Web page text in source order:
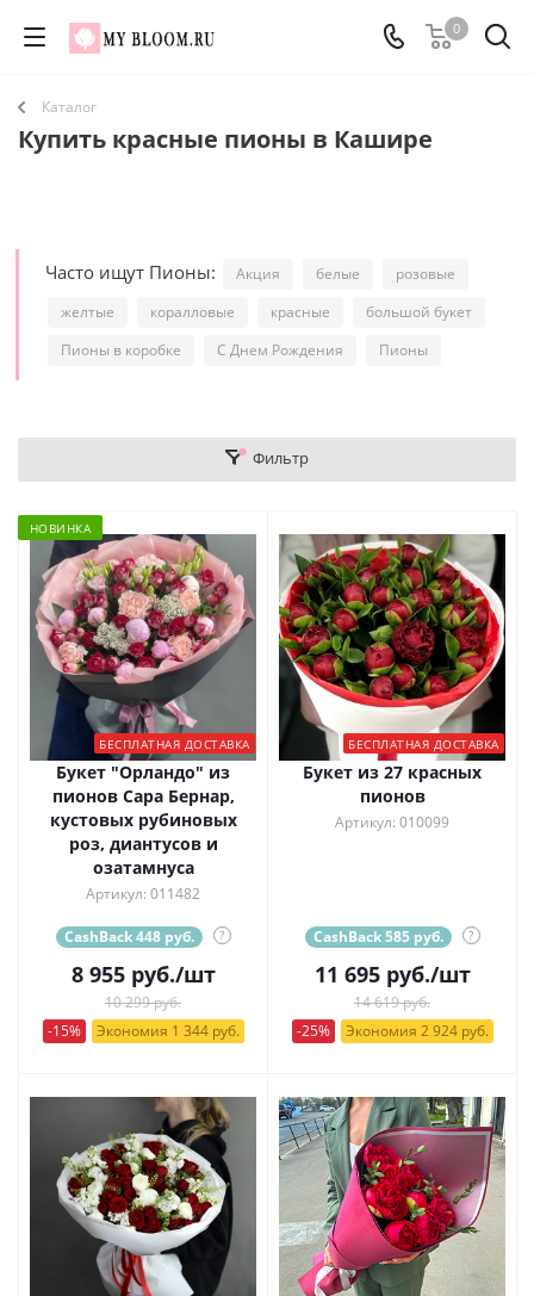
0
Каталог
Купить красные пионы в Кашире
Часто ищут Пионы: Акция белые
розовые
желтые
коралловые красные
большой букет
Пионы в коробке
С Днем Рождения Пионы
Фильтр
НОВИНКА
БЕСПЛАТНАЯ ДОСТАВКА
Букет "Орландо" из
пионов Сара Бернар,
кустовых рубиновых
роз, диантусов и
озатамнуса
Артикул: 011482
CashBack 448 руб. ?
8 955руб./шт
10 299 руб.
-15%
Экономия 1 344 руб.
БЕСПЛАТНАЯ ДОСТАВКА
Букет из 27 красных
пионов
Артикул: 010099
CashBack 585 руб. ?
11 695руб./шт
14 619 руб.
-25%
Экономия 2 924 руб.